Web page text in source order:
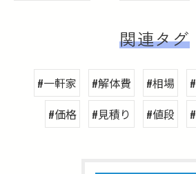
関連タグ
#一軒家 #解体費 #相場
#価格
#見積り #値段